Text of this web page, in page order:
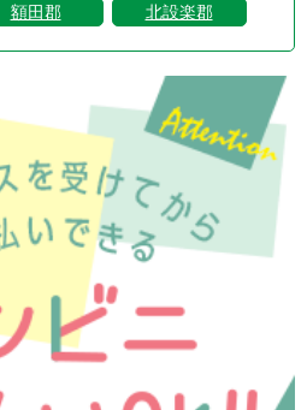
額田郡 北設楽郡